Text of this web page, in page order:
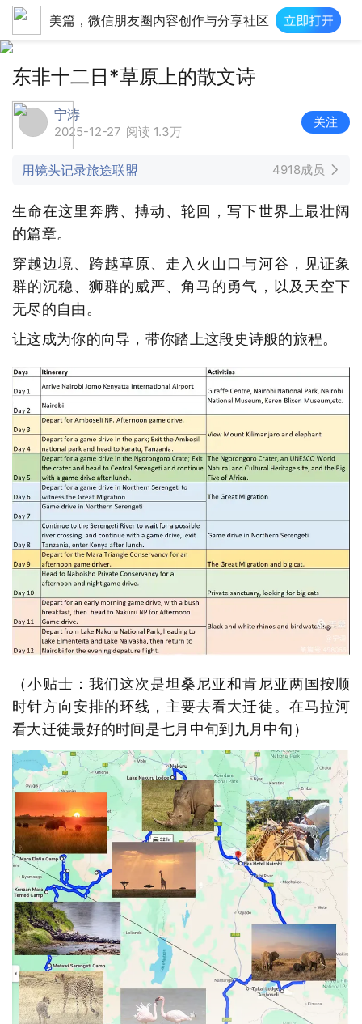
美篇，微信朋友圈内容创作与分享社区
东非十二日*草原上的散文诗
宁涛
2025-12-27 阅读 1.3万
关注
用镜头记录旅途联盟 4918成员
生命在这里奔腾、搏动、轮回，写下世界上最壮阔
的篇章。
穿越边境、跨越草原、走入火山口与河谷，见证象
群的沉稳、狮群的威严、角马的勇气，以及天空下
无尽的自由。
让这成为你的向导，带你踏上这段史诗般的旅程。
（小贴士：我们这次是坦桑尼亚和肯尼亚两国按顺
时针方向安排的环线，主要去看大迁徒。在马拉河
看大迁徒最好的时间是七月中旬到九月中旬）